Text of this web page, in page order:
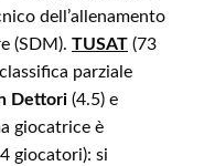
dell’allenamento
(SDM). TUSAT (73
parziale
Dettori (4.5) e
giocatrice è
giocatori): si